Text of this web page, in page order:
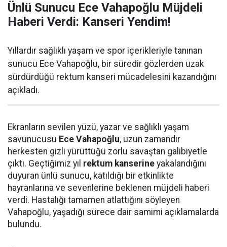
Ünlü Sunucu Ece Vahapoğlu Müjdeli
Haberi Verdi: Kanseri Yendim!
Yıllardır sağlıklı yaşam ve spor içerikleriyle tanınan
sunucu Ece Vahapoğlu, bir süredir gözlerden uzak
sürdürdüğü rektum kanseri mücadelesini kazandığını
açıkladı.
Ekranların sevilen yüzü, yazar ve sağlıklı yaşam
savunucusu Ece Vahapoğlu, uzun zamandır
herkesten gizli yürüttüğü zorlu savaştan galibiyetle
çıktı. Geçtiğimiz yıl rektum kanserine yakalandığını
duyuran ünlü sunucu, katıldığı bir etkinlikte
hayranlarına ve sevenlerine beklenen müjdeli haberi
verdi. Hastalığı tamamen atlattığını söyleyen
Vahapoğlu, yaşadığı sürece dair samimi açıklamalarda
bulundu.